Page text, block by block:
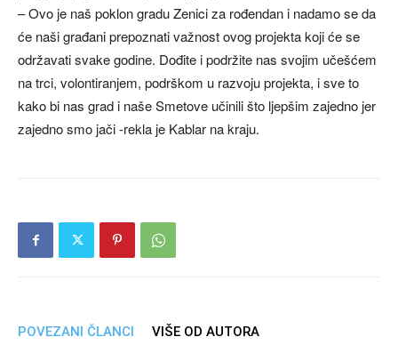
– Ovo je naš poklon gradu Zenici za rođendan i nadamo se da
će naši građani prepoznati važnost ovog projekta koji će se
održavati svake godine. Dođite i podržite nas svojim učešćem
na trci, volontiranjem, podrškom u razvoju projekta, i sve to
kako bi nas grad i naše Smetove učinili što ljepšim zajedno jer
zajedno smo jači -rekla je Kablar na kraju.
POVEZANI ČLANCI VIŠE OD AUTORA